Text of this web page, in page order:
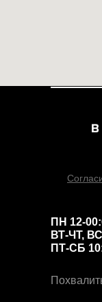
ПН 12-
ВТ-ЧТ,
ПТ-СБ